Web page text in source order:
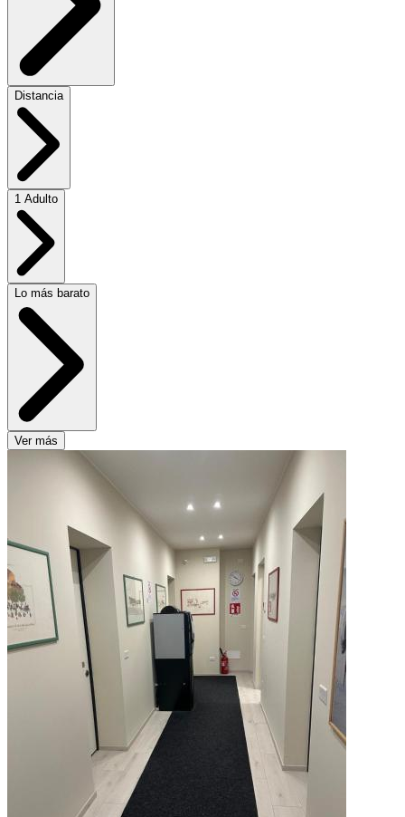
Distancia
1 Adulto
Lo más barato
Ver más